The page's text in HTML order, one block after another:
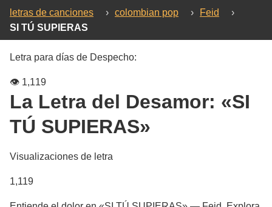
letras de canciones › colombian pop › Feid
›
SI TÚ SUPIERAS
Letra para días de Despecho:
👁️ 1,119
La Letra del Desamor: «SI
TÚ SUPIERAS»
Visualizaciones de letra
1,119